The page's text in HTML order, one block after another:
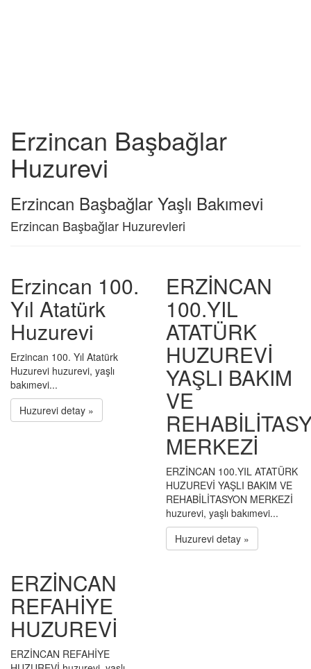
Erzincan Başbağlar
Huzurevi
Erzincan Başbağlar Yaşlı Bakımevi
Erzincan Başbağlar Huzurevleri
Erzincan 100.
Yıl Atatürk
Huzurevi
Erzincan 100. Yıl Atatürk
Huzurevi huzurevi, yaşlı
bakımevi...
Huzurevi detay »
ERZİNCAN
100.YIL
ATATÜRK
HUZUREVİ
YAŞLI BAKIM
VE
MERKEZİ
ERZİNCAN 100.YIL ATATÜRK
HUZUREVİ YAŞLI BAKIM VE
REHABİLİTASYON MERKEZİ
huzurevi, yaşlı bakımevi...
Huzurevi detay »
ERZİNCAN
REFAHİYE
HUZUREVİ
ERZİNCAN REFAHİYE